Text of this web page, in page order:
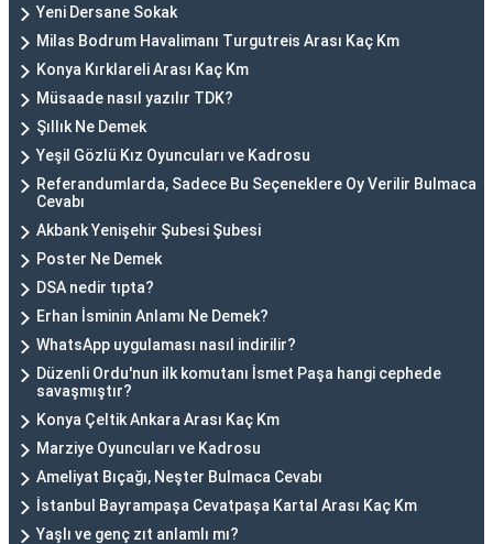
Yeni Dersane Sokak
Milas Bodrum Havalimanı Turgutreis Arası Kaç Km
Konya Kırklareli Arası Kaç Km
Müsaade nasıl yazılır TDK?
Şıllık Ne Demek
Yeşil Gözlü Kız Oyuncuları ve Kadrosu
Referandumlarda, Sadece Bu Seçeneklere Oy Verilir Bulmaca
Cevabı
Akbank Yenişehir Şubesi Şubesi
Poster Ne Demek
DSA nedir tıpta?
Erhan İsminin Anlamı Ne Demek?
WhatsApp uygulaması nasıl indirilir?
Düzenli Ordu'nun ilk komutanı İsmet Paşa hangi cephede
savaşmıştır?
Konya Çeltik Ankara Arası Kaç Km
Marziye Oyuncuları ve Kadrosu
Ameliyat Bıçağı, Neşter Bulmaca Cevabı
İstanbul Bayrampaşa Cevatpaşa Kartal Arası Kaç Km
Yaşlı ve genç zıt anlamlı mı?